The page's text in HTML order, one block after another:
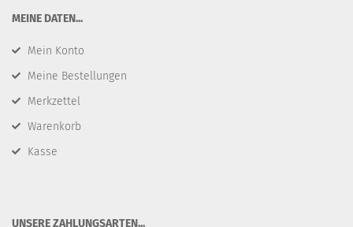
​MEINE DATEN...
Mein Konto
Meine Bestellungen
Merkzettel
Warenkorb
Kasse
​UNSERE ZAHLUNGSARTEN...